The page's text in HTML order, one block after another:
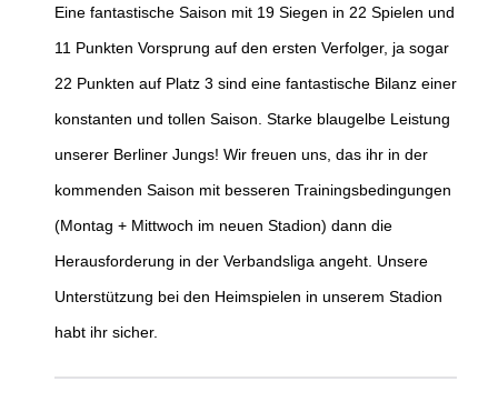
Eine fantastische Saison mit 19 Siegen in 22 Spielen und
11 Punkten Vorsprung auf den ersten Verfolger, ja sogar
22 Punkten auf Platz 3 sind eine fantastische Bilanz einer
konstanten und tollen Saison. Starke blaugelbe Leistung
unserer Berliner Jungs! Wir freuen uns, das ihr in der
kommenden Saison mit besseren Trainingsbedingungen
(Montag + Mittwoch im neuen Stadion) dann die
Herausforderung in der Verbandsliga angeht. Unsere
Unterstützung bei den Heimspielen in unserem Stadion
habt ihr sicher.